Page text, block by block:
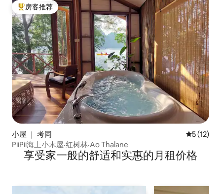
热门「房客推荐」
房客推荐
小屋 ｜ 考同 平均评分
5 (12)
PiiPii海上小木屋·红树林·Ao Thalane
享受家一般的舒适和实惠的月租价格